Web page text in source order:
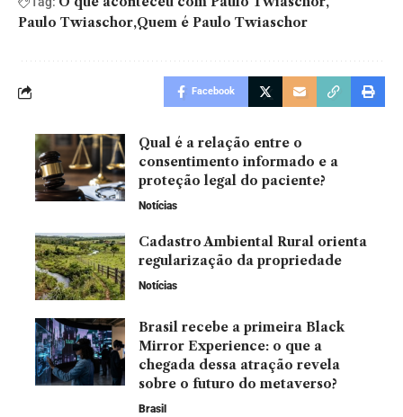
Paulo Twiaschor Quem é Paulo Twiaschor
Facebook
Qual é a relação entre o
consentimento informado e a
proteção legal do paciente?
Notícias
Cadastro Ambiental Rural orienta
regularização da propriedade
Notícias
Brasil recebe a primeira Black
Mirror Experience: o que a
chegada dessa atração revela
sobre o futuro do metaverso?
Brasil